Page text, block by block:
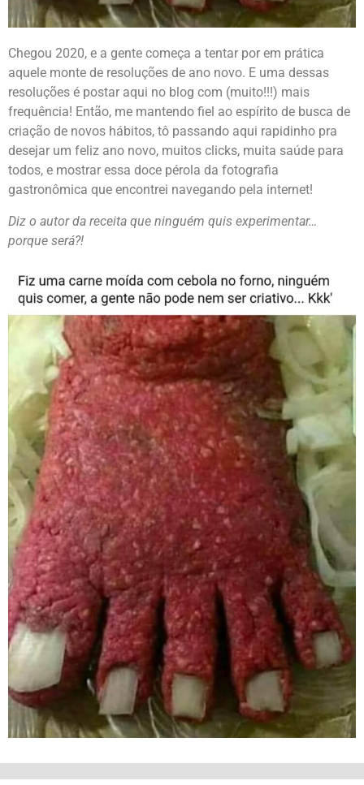
Chegou 2020, e a gente começa a tentar por em prática
aquele monte de resoluções de ano novo. E uma dessas
resoluções é postar aqui no blog com (muito!!!) mais
frequência! Então, me mantendo fiel ao espírito de busca de
criação de novos hábitos, tô passando aqui rapidinho pra
desejar um feliz ano novo, muitos clicks, muita saúde para
todos, e mostrar essa doce pérola da fotografia
gastronômica que encontrei navegando pela internet!
Diz o autor da receita que ninguém quis experimentar…
porque será?!